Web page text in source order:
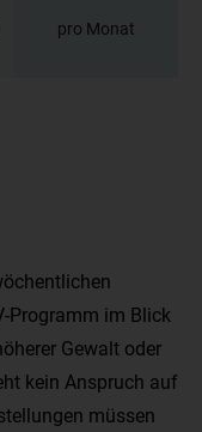
pro Monat
Programm im Blick
Gewalt oder
kein Anspruch auf
müssen